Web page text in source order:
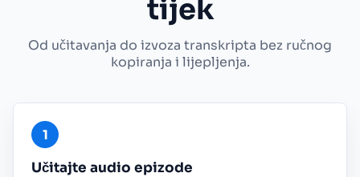
tijek
Od učitavanja do izvoza transkripta bez ručnog
kopiranja i lijepljenja.
Učitajte audio epizode